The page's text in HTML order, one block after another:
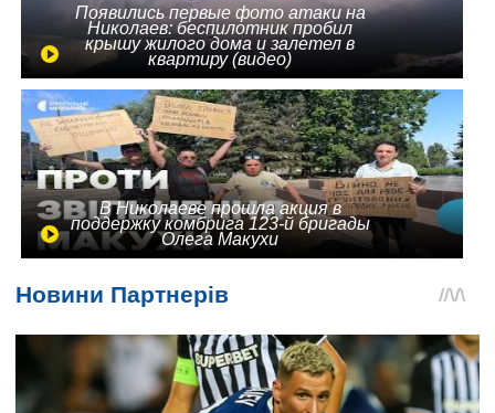
Появились первые фото атаки на
Николаев: беспилотник пробил
крышу жилого дома и залетел в
квартиру (видео)
В Николаеве прошла акция в
поддержку комбрига 123-й бригады
Олега Макухи